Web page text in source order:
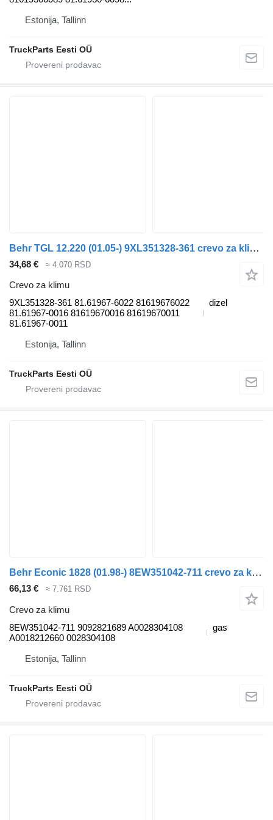
Estonija, Tallinn
TruckParts Eesti OÜ
Behr TGL 12.220 (01.05-) 9XL351328-361 crevo za klimu za MAN TGL, TGM, TGS, TGX (2005-2021) tegljača
34,68 € ≈ 4.070 RSD
Crevo za klimu
9XL351328-361 81.61967-6022 81619676022
81.61967-0016 81619670016 81619670011
81.61967-0011
dizel
Estonija, Tallinn
TruckParts Eesti OÜ
Behr Econic 1828 (01.98-) 8EW351042-711 crevo za klimu za Mercedes-Benz Econic (1998-2014) tegljača
66,13 € ≈ 7.761 RSD
Crevo za klimu
8EW351042-711 9092821689 A0028304108
A0018212660 0028304108
gas
Estonija, Tallinn
TruckParts Eesti OÜ